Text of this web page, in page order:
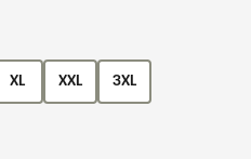
XL XXL 3XL